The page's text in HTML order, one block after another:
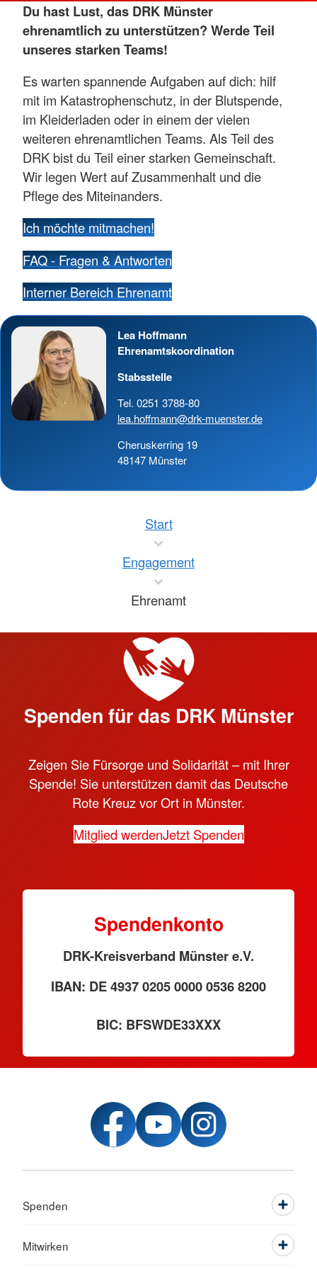
Du hast Lust, das DRK Münster
ehrenamtlich zu unterstützen? Werde Teil
unseres starken Teams!
Es warten spannende Aufgaben auf dich: hilf
mit im Katastrophenschutz, in der Blutspende,
im Kleiderladen oder in einem der vielen
weiteren ehrenamtlichen Teams. Als Teil des
DRK bist du Teil einer starken Gemeinschaft.
Wir legen Wert auf Zusammenhalt und die
Pflege des Miteinanders.
Ich möchte mitmachen!
FAQ - Fragen & Antworten
Interner Bereich Ehrenamt
Lea Hoffmann
Ehrenamtskoordination
Stabsstelle
Tel. 0251 3788-80
lea.hoffmann@drk-muenster.de
Cheruskerring 19
48147 Münster
Start
Engagement
Ehrenamt
Spenden für das DRK Münster
Zeigen Sie Fürsorge und Solidarität – mit Ihrer
Spende! Sie unterstützen damit das Deutsche
Rote Kreuz vor Ort in Münster.
Mitglied werdenJetzt Spenden
Spendenkonto
DRK-Kreisverband Münster e.V.
IBAN: DE 4937 0205 0000 0536 8200
BIC: BFSWDE33XXX
Spenden
Mitwirken